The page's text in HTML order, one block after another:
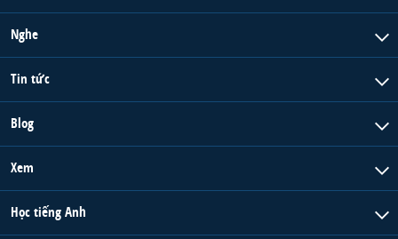
Nghe
Tin tức
Blog
Xem
Học tiếng Anh